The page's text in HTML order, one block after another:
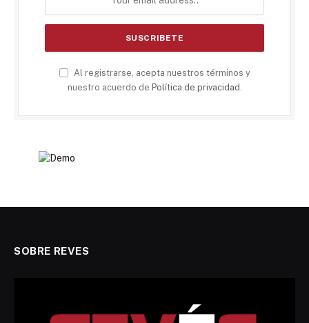
Al registrarse, acepta nuestros términos y
nuestro acuerdo de Política de privacidad
SOBRE REVES